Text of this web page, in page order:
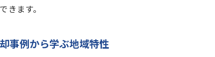
きます。
事例から学ぶ地域特性